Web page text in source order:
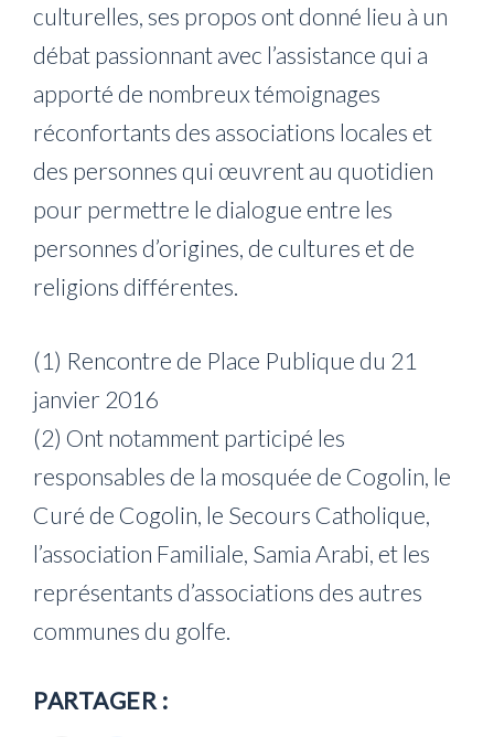
culturelles, ses propos ont donné lieu à un
débat passionnant avec l’assistance qui a
apporté de nombreux témoignages
réconfortants des associations locales et
des personnes qui œuvrent au quotidien
pour permettre le dialogue entre les
personnes d’origines, de cultures et de
religions différentes.
(1) Rencontre de Place Publique du 21
janvier 2016
(2) Ont notamment participé les
responsables de la mosquée de Cogolin, le
Curé de Cogolin, le Secours Catholique,
l’association Familiale, Samia Arabi, et les
représentants d’associations des autres
communes du golfe.
PARTAGER :